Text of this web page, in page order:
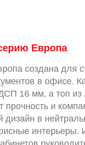
Европа
создана для
в офисе.
16 мм, а топ
прочность и
в
интерьеры.